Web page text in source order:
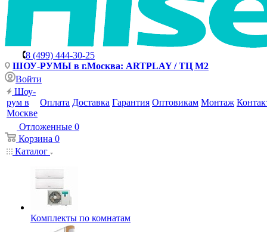
8 (499) 444-30-25
ШОУ-РУМЫ в г.Москва: ARTPLAY / ТЦ М2
Войти
Шоу-
рум в
Москве
Оплата Доставка Гарантия Оптовикам Монтаж
Отложенные 0
Корзина 0
Каталог
Комплекты по комнатам